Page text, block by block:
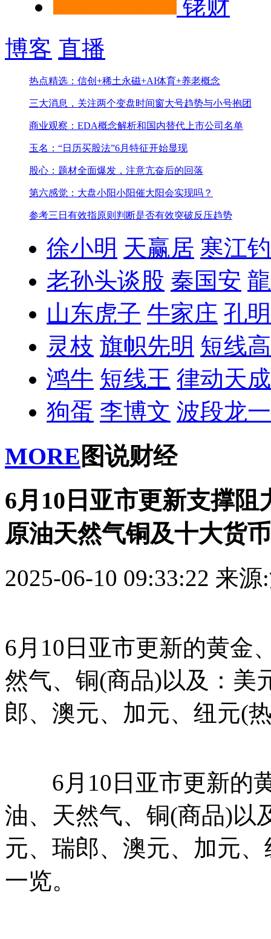
铑财
博客 直播
热点精选：信创+稀土永磁+AI体育+养老概念
三大消息，关注两个变盘时间窗大号趋势与小号抱团
商业观察：EDA概念解析和国内替代上市公司名单
玉名：“日历买股法”6月特征开始显现
股心：题材全面爆发，注意亢奋后的回落
第六感觉：大盘小阳小阳催大阳会实现吗？
参考三日有效指原则判断是否有效突破反压趋势
徐小明 天赢居 寒江
老孙头谈股 秦国安
山东虎子 牛家庄 孔
灵枝 旗帜先明 短线
鸿牛 短线王 律动天成
狗蛋 李博文 波段龙一
MORE 图说财经
6月10日亚市更新支撑
原油天然气铜及十大货
2025-06-10 09:33:22 来源
6月10日亚市更新的黄金
然气、铜(商品)以及：美
郎、澳元、加元、纽元(
6月10日亚市更新的黄
油、天然气、铜(商品)以
元、瑞郎、澳元、加元
一览。